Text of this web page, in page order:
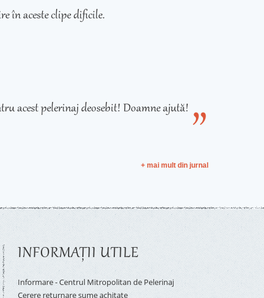
în aceste clipe dificile.
acest pelerinaj deosebit! Doamne ajută!
+ mai mult din jurnal
INFORMAŢII UTILE
Informare - Centrul Mitropolitan de Pelerinaj
Cerere returnare sume achitate